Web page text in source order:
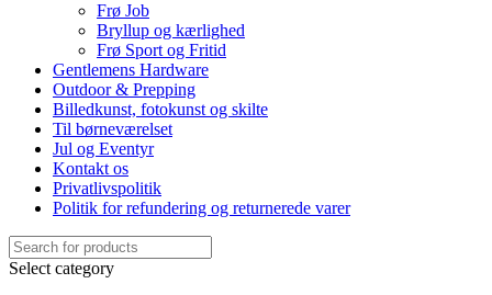
Frø Job
Bryllup og kærlighed
Frø Sport og Fritid
Gentlemens Hardware
Outdoor & Prepping
Billedkunst, fotokunst og skilte
Til børneværelset
Jul og Eventyr
Kontakt os
Privatlivspolitik
Politik for refundering og returnerede varer
Select category